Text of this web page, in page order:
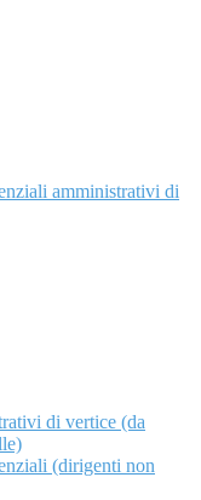
amministrativi di
di vertice (da
(dirigenti non